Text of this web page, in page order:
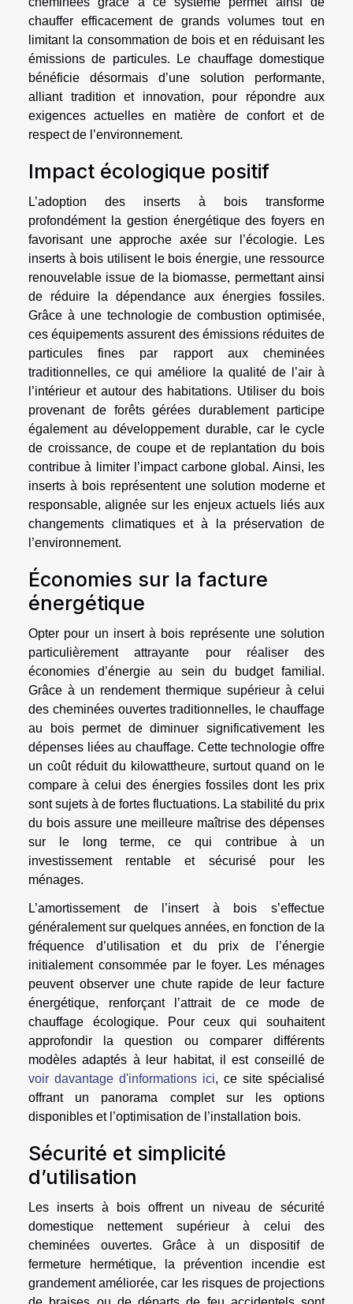
chauffer efficacement de grands volumes tout en
limitant la consommation de bois et en réduisant les
émissions de particules. Le chauffage domestique
bénéficie désormais d’une solution performante,
alliant tradition et innovation, pour répondre aux
exigences actuelles en matière de confort et de
respect de l’environnement.
Impact écologique positif
L’adoption des inserts à bois transforme
profondément la gestion énergétique des foyers en
favorisant une approche axée sur l’écologie. Les
inserts à bois utilisent le bois énergie, une ressource
renouvelable issue de la biomasse, permettant ainsi
de réduire la dépendance aux énergies fossiles.
Grâce à une technologie de combustion optimisée,
ces équipements assurent des émissions réduites de
particules fines par rapport aux cheminées
traditionnelles, ce qui améliore la qualité de l’air à
l’intérieur et autour des habitations. Utiliser du bois
provenant de forêts gérées durablement participe
également au développement durable, car le cycle
de croissance, de coupe et de replantation du bois
contribue à limiter l’impact carbone global. Ainsi, les
inserts à bois représentent une solution moderne et
responsable, alignée sur les enjeux actuels liés aux
changements climatiques et à la préservation de
l’environnement.
Économies sur la facture
énergétique
Opter pour un insert à bois représente une solution
particulièrement attrayante pour réaliser des
économies d’énergie au sein du budget familial.
Grâce à un rendement thermique supérieur à celui
des cheminées ouvertes traditionnelles, le chauffage
au bois permet de diminuer significativement les
dépenses liées au chauffage. Cette technologie offre
un coût réduit du kilowattheure, surtout quand on le
compare à celui des énergies fossiles dont les prix
sont sujets à de fortes fluctuations. La stabilité du prix
du bois assure une meilleure maîtrise des dépenses
sur le long terme, ce qui contribue à un
investissement rentable et sécurisé pour les
ménages.
L’amortissement de l’insert à bois s’effectue
généralement sur quelques années, en fonction de la
fréquence d’utilisation et du prix de l’énergie
initialement consommée par le foyer. Les ménages
peuvent observer une chute rapide de leur facture
énergétique, renforçant l’attrait de ce mode de
chauffage écologique. Pour ceux qui souhaitent
approfondir la question ou comparer différents
modèles adaptés à leur habitat, il est conseillé de
voir davantage d'informations ici, ce site spécialisé
offrant un panorama complet sur les options
disponibles et l’optimisation de l’installation bois.
Sécurité et simplicité
d’utilisation
Les inserts à bois offrent un niveau de sécurité
domestique nettement supérieur à celui des
cheminées ouvertes. Grâce à un dispositif de
fermeture hermétique, la prévention incendie est
grandement améliorée, car les risques de projections